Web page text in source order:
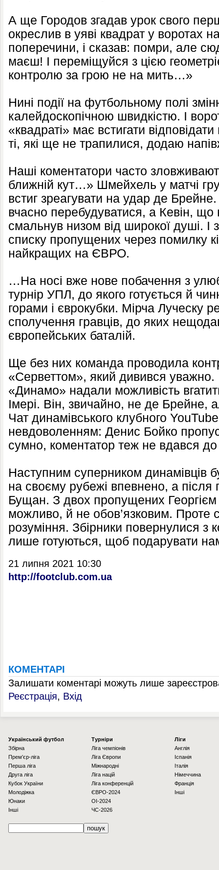
А ще Городов згадав урок свого
окреслив в уяві квадрат у воротах
поперечини, і сказав: помри, але
маєш! І переміщуйся з цією
контролю за грою не на мить…»
Нині події на футбольному полі
калейдоскопічною швидкістю. І
«квадраті» має встигати
ті, які ще не трапилися, додаю
Наші коментатори часто
ближній кут…» Шмейхель у матчі
встиг зреагувати на удар де Брейне.
вчасно перебудуватися, а Кевін, що
смальнув низом від широкої душі. І
списку пропущених через помилку
найкращих на ЄВРО.
…На носі вже нове побачення з
турнір УПЛ, до якого готується й
горами і єврокубки. Мірча Луческу
сполучення гравців, до яких
європейських баталій.
Ще без них команда проводила
«Серветтом», який дивився уважно.
«Динамо» надали можливість
Імері. Він, звичайно, не де Брейне,
Чат динамівського клубного
невдоволенням: Денис Бойко
сумно, коментатор теж не вдався
Наступним суперником динамівців
на своєму рубежі впевнено, а після
Бущан. З двох пропущених Георгієм
можливо, й не обов’язковим. Проте
розуміння. Збірники повернулися з
лише готуються, щоб подарувати
21 липня 2021 10:30
http://footclub.com.ua
КОМЕНТАРІ
Залишати коментарі можуть лише
Реєстрація, Вхід
Українcький футбол
Збірна
Прем'єр-ліга
Перша ліга
Друга ліга
Кубок України
Молодіжка
Юнаки
Інші
Турніри
Ліга чемпіонів
Ліга Європи
Міжнародні
Ліга націй
Ліга конференцій
ЄВРО-2024
OI-2024
ЧС-2026
Ліги
Англія
Іспанія
Італія
Німеччина
Франція
Інші